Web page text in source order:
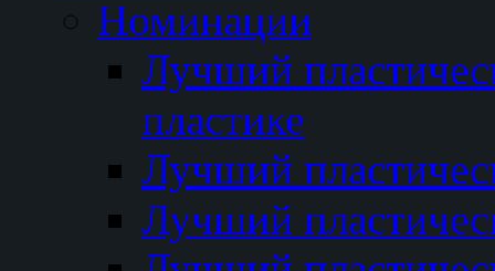
Номинации
Лучший
пластике
Лучший
Лучший